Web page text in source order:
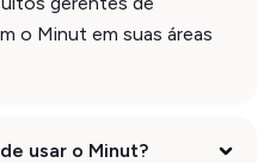
o Minut em suas áreas
usar o Minut?